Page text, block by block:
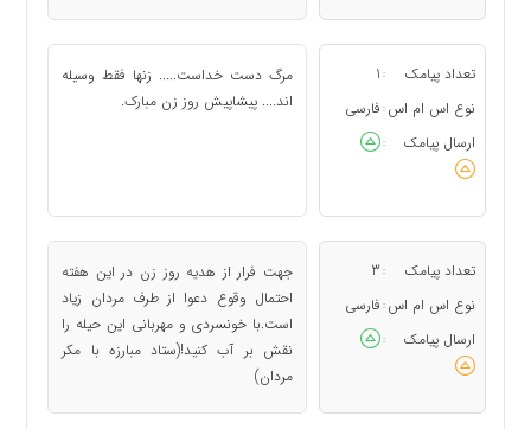
تعداد پیامک :
1
نوع اس ام اس : فارسی
ارسال پیامک
:
مرگ دست خداست..... زنها فقط وسیله
اند.... پیشاپیش روز زن مبارک.
تعداد پیامک :
3
نوع اس ام اس : فارسی
ارسال پیامک
:
جهت فرار از هدیه روز زن در این هفته
احتمال وقوع دعوا از طرف مردان زیاد
است.با خونسردی و مهربانی این حیله را
نقش بر آب کنید!(ستاد مبارزه با مکر
مردان)